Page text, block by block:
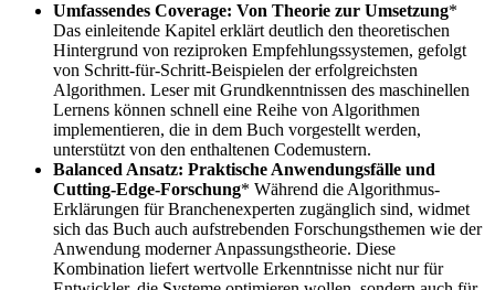
Umfassendes Coverage: Von Theorie zur Umsetzung*
Das einleitende Kapitel erklärt deutlich den theoretischen
Hintergrund von reziproken Empfehlungssystemen, gefolgt
von Schritt-für-Schritt-Beispielen der erfolgreichsten
Algorithmen. Leser mit Grundkenntnissen des maschinellen
Lernens können schnell eine Reihe von Algorithmen
implementieren, die in dem Buch vorgestellt werden,
unterstützt von den enthaltenen Codemustern.
Balanced Ansatz: Praktische Anwendungsfälle und
Cutting-Edge-Forschung* Während die Algorithmus-
Erklärungen für Branchenexperten zugänglich sind, widmet
sich das Buch auch aufstrebenden Forschungsthemen wie der
Anwendung moderner Anpassungstheorie. Diese
Kombination liefert wertvolle Erkenntnisse nicht nur für